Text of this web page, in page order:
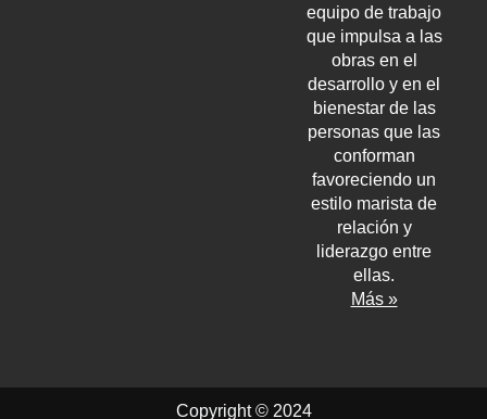
equipo de trabajo
que impulsa a las
obras en el
desarrollo y en el
bienestar de las
personas que las
conforman
favoreciendo un
estilo marista de
relación y
liderazgo entre
ellas.
Más »
Copyright © 2024